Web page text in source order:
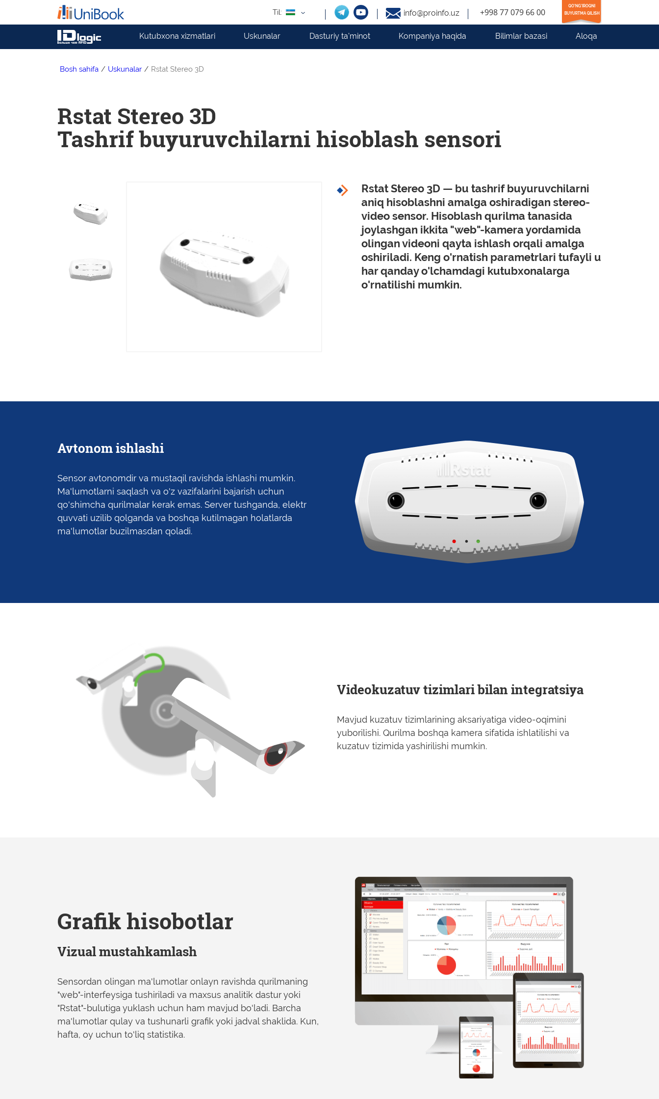
Til: info@proinfo.uz +998 77 079 66 00
QO'NG'IROQNI
BUYURTMA QILISH
Kutubxona xizmatlari Uskunalar Dasturiy ta'minot Kompaniya haqida Bilimlar bazasi Aloqa
Bosh sahifa / Uskunalar / Rstat Stereo 3D
Rstat Stereo 3D
Tashrif buyuruvchilarni hisoblash sensori
Rstat Stereo 3D — bu tashrif buyuruvchilarni
aniq hisoblashni amalga oshiradigan stereo-
video sensor. Hisoblash qurilma tanasida
joylashgan ikkita "web"-kamera yordamida
olingan videoni qayta ishlash orqali amalga
oshiriladi. Keng o'rnatish parametrlari tufayli u
har qanday o'lchamdagi kutubxonalarga
o'rnatilishi mumkin.
Avtonom ishlashi
Sensor avtonomdir va mustaqil ravishda ishlashi mumkin.
Ma'lumotlarni saqlash va o'z vazifalarini bajarish uchun
qo'shimcha qurilmalar kerak emas. Server tushganda, elektr
quvvati uzilib qolganda va boshqa kutilmagan holatlarda
ma'lumotlar buzilmasdan qoladi.
Videokuzatuv tizimlari bilan integratsiya
Mavjud kuzatuv tizimlarining aksariyatiga video-oqimini
yuborilishi. Qurilma boshqa kamera sifatida ishlatilishi va
kuzatuv tizimida yashirilishi mumkin.
Grafik hisobotlar
Vizual mustahkamlash
Sensordan olingan ma'lumotlar onlayn ravishda qurilmaning
"web"-interfeysiga tushiriladi va maxsus analitik dastur yoki
"Rstat"-bulutiga yuklash uchun ham mavjud bo'ladi. Barcha
ma'lumotlar qulay va tushunarli grafik yoki jadval shaklida. Kun,
hafta, oy uchun to'liq statistika.